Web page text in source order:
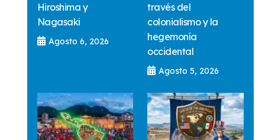
Hiroshima y
Nagasaki
Agosto 6, 2026
través del
colonialismo y la
hegemonía
occidental
Agosto 5, 2026